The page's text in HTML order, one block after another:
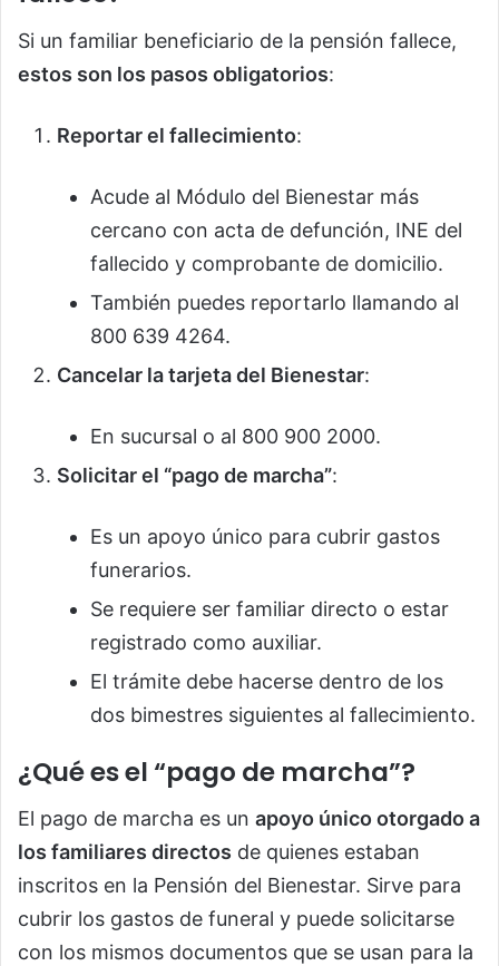
Si un familiar beneficiario de la pensión fallece,
estos son los pasos obligatorios:
Reportar el fallecimiento:
Acude al Módulo del Bienestar más
cercano con acta de defunción, INE del
fallecido y comprobante de domicilio.
También puedes reportarlo llamando al
800 639 4264.
Cancelar la tarjeta del Bienestar:
En sucursal o al 800 900 2000.
Solicitar el “pago de marcha”:
Es un apoyo único para cubrir gastos
funerarios.
Se requiere ser familiar directo o estar
registrado como auxiliar.
El trámite debe hacerse dentro de los
dos bimestres siguientes al fallecimiento.
¿Qué es el “pago de marcha”?
El pago de marcha es un apoyo único otorgado a
los familiares directos de quienes estaban
inscritos en la Pensión del Bienestar. Sirve para
cubrir los gastos de funeral y puede solicitarse
con los mismos documentos que se usan para la